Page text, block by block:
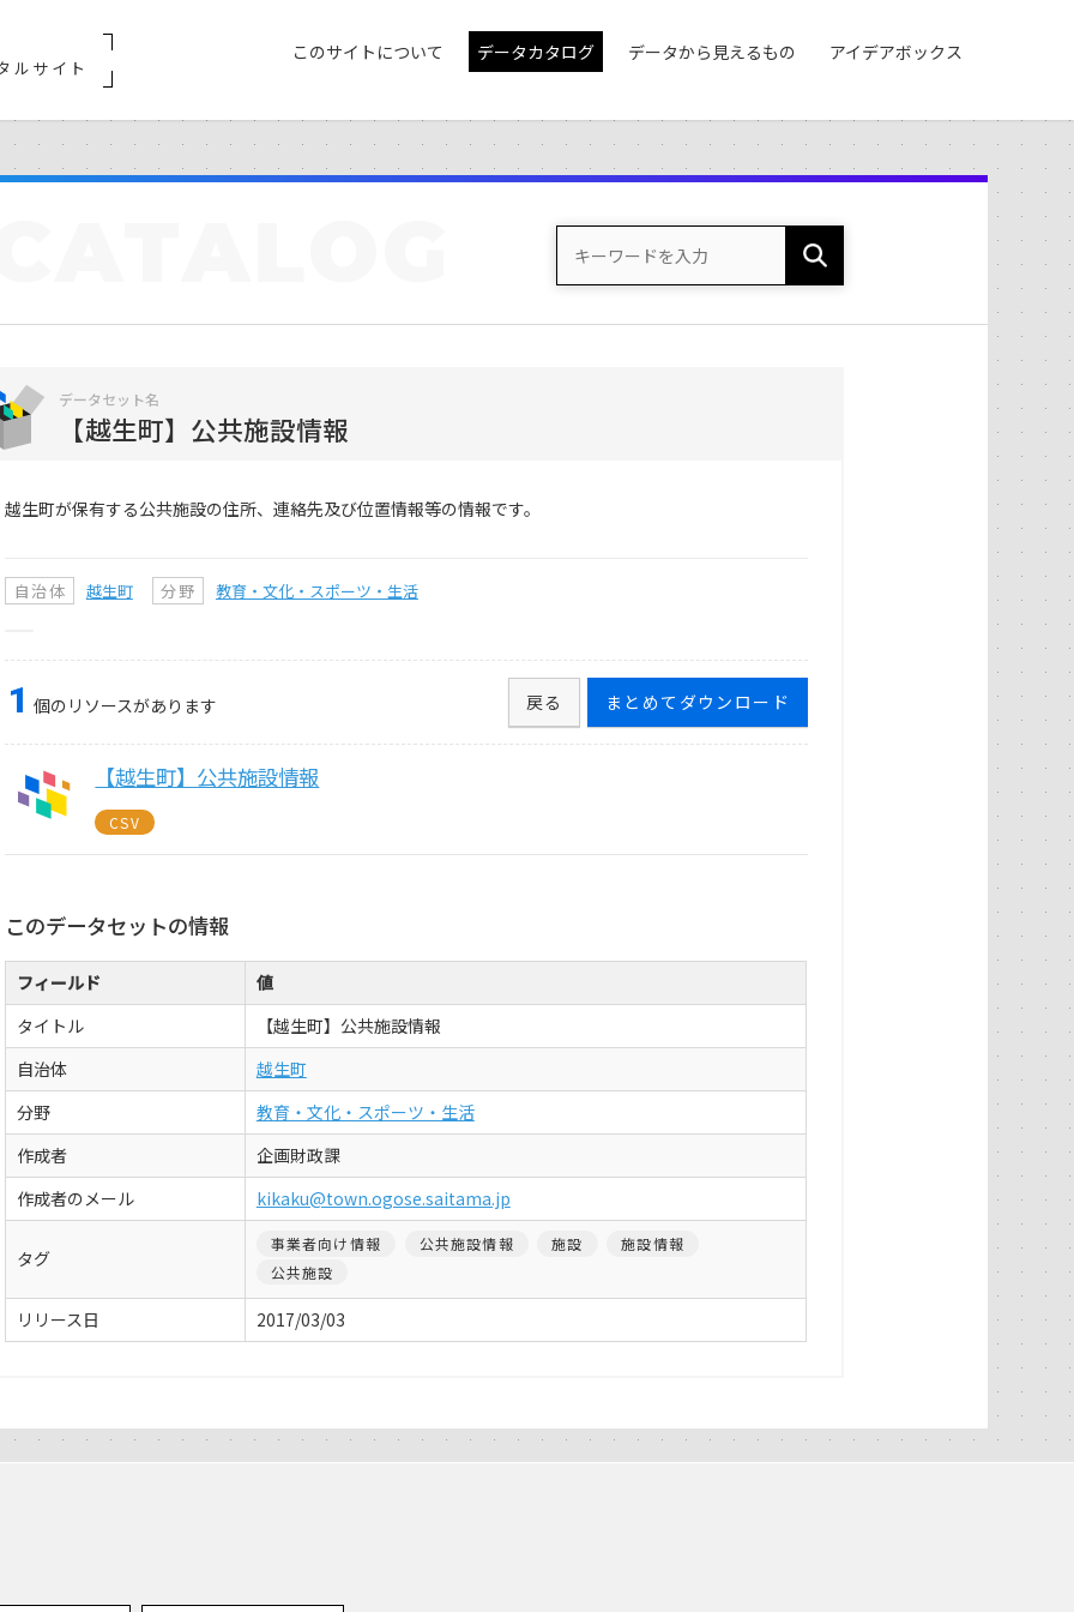
ルサイト
このサイトについて データカタログ データから見えるもの アイデアボックス
データセット名
【越生町】公共施設情報
越生町が保有する公共施設の住所、連絡先及び位置情報等の情報です。
自治体 越生町 分野 教育・文化・スポーツ・生活
1 個のリソースがあります まとめてダウンロード
戻る
【越生町】公共施設情報
CSV
このデータセットの情報
フィールド
値
タイトル
【越生町】公共施設情報
自治体
越生町
分野
教育・文化・スポーツ・生活
作成者
企画財政課
作成者のメール
kikaku@town.ogose.saitama.jp
タグ
事業者向け情報 公共施設情報 施設
施設情報
公共施設
リリース日 2017/03/03